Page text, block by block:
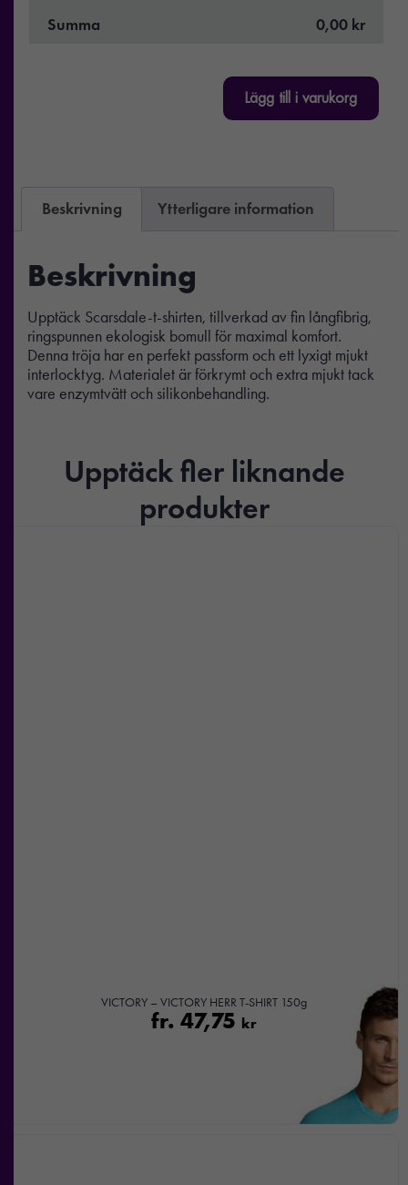
Summa 0,00 kr
Lägg till i varukorg
Beskrivning Ytterligare information
Beskrivning
Upptäck Scarsdale-t-shirten, tillverkad av fin långfibrig,
ringspunnen ekologisk bomull för maximal komfort.
Denna tröja har en perfekt passform och ett lyxigt mjukt
interlocktyg. Materialet är förkrymt och extra mjukt tack
vare enzymtvätt och silikonbehandling.
Upptäck fler liknande
produkter
VICTORY – VICTORY HERR T-SHIRT 150g
fr. 47,75 kr